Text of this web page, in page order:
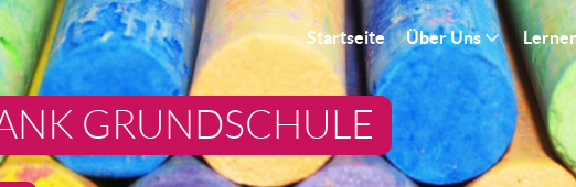
Startseite Über Uns
GRUNDSCHULE